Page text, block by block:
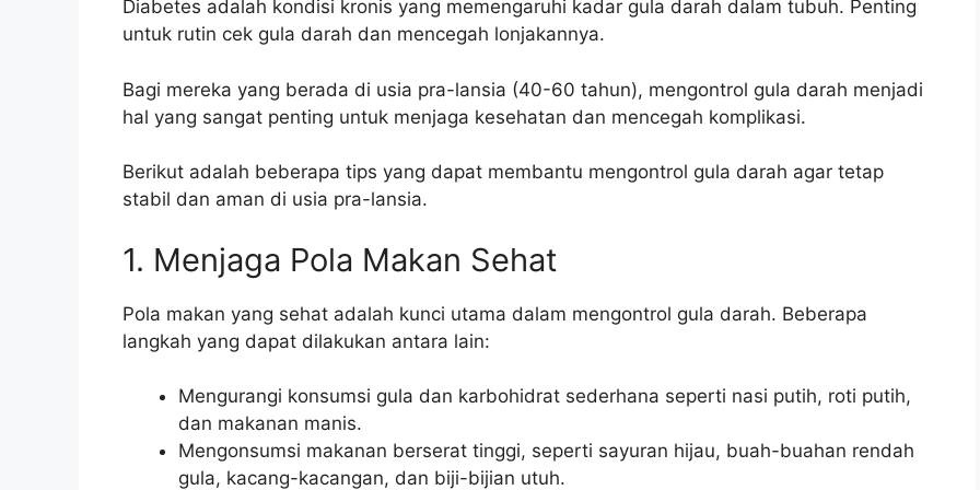
Diabetes adalah kondisi kronis yang memengaruhi kadar gula darah dalam tubuh. Penting
untuk rutin cek gula darah dan mencegah lonjakannya.
Bagi mereka yang berada di usia pra-lansia (40-60 tahun), mengontrol gula darah menjadi
hal yang sangat penting untuk menjaga kesehatan dan mencegah komplikasi.
Berikut adalah beberapa tips yang dapat membantu mengontrol gula darah agar tetap
stabil dan aman di usia pra-lansia.
1. Menjaga Pola Makan Sehat
Pola makan yang sehat adalah kunci utama dalam mengontrol gula darah. Beberapa
langkah yang dapat dilakukan antara lain:
Mengurangi konsumsi gula dan karbohidrat sederhana seperti nasi putih, roti putih,
dan makanan manis.
Mengonsumsi makanan berserat tinggi, seperti sayuran hijau, buah-buahan rendah
gula, kacang-kacangan, dan biji-bijian utuh.